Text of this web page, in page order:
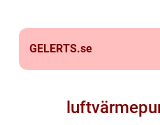
GELERTS.se